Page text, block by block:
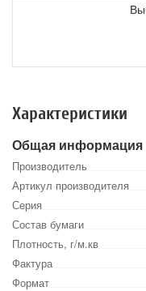
Характеристики
Общая информация
Производитель
Артикул производителя
Серия
Состав бумаги
Плотность, г/м.кв
Фактура
Формат